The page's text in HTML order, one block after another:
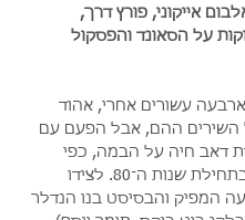
אייקוני, פורץ דרך,
על הסאונד והפסקול
עשורים אחרי, אהוד
השירים ההם, אבל הפעם עם
דאב חיה על הבמה, כפי
שדמיין כבר בתחילת שנות ה־80. לצידו
המפיק והבסיסט בנו הנדלר